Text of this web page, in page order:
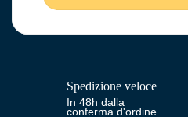
Spedizione veloce
In 48h dalla
conferma d'ordine